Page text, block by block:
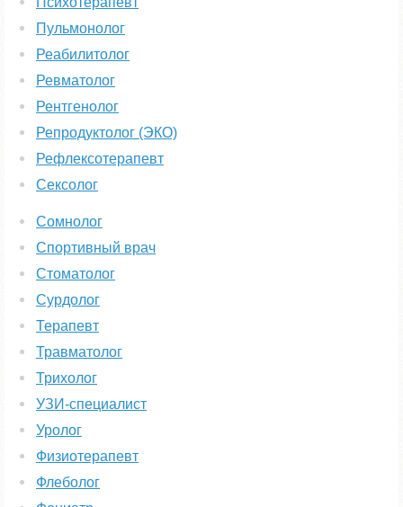
Пульмонолог
Реабилитолог
Ревматолог
Рентгенолог
Репродуктолог (ЭКО)
Рефлексотерапевт
Сексолог
Сомнолог
Спортивный врач
Стоматолог
Сурдолог
Терапевт
Травматолог
Трихолог
УЗИ-специалист
Уролог
Физиотерапевт
Флеболог